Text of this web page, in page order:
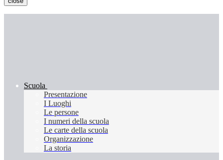
Scuola
Presentazione
I Luoghi
Le persone
I numeri della scuola
Le carte della scuola
Organizzazione
La storia